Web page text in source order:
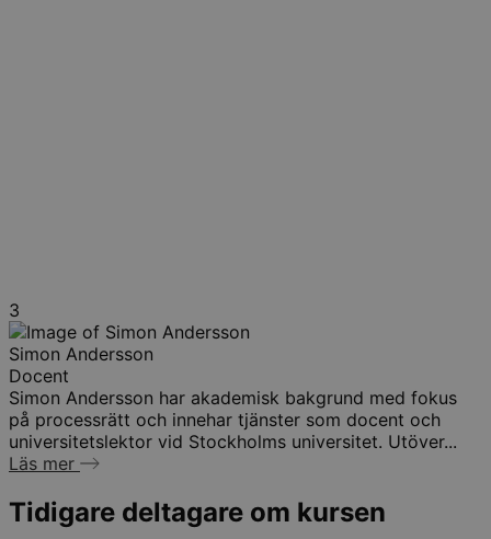
3
Simon Andersson
Docent
Simon Andersson har akademisk bakgrund med fokus
på processrätt och innehar tjänster som docent och
universitetslektor vid Stockholms universitet. Utöver...
Läs mer
Tidigare deltagare om kursen